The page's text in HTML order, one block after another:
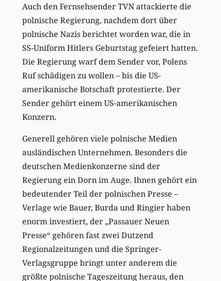
Auch den Fernsehsender TVN attackierte die
polnische Regierung, nachdem dort über
polnische Nazis berichtet worden war, die in
SS-Uniform Hitlers Geburtstag gefeiert hatten.
Die Regierung warf dem Sender vor, Polens
Ruf schädigen zu wollen – bis die US-
amerikanische Botschaft protestierte. Der
Sender gehört einem US-amerikanischen
Konzern.
Generell gehören viele polnische Medien
ausländischen Unternehmen. Besonders die
deutschen Medienkonzerne sind der
Regierung ein Dorn im Auge. Ihnen gehört ein
bedeutender Teil der polnischen Presse –
Verlage wie Bauer, Burda und Ringier haben
enorm investiert, der „Passauer Neuen
Presse“ gehören fast zwei Dutzend
Regionalzeitungen und die Springer-
Verlagsgruppe bringt unter anderem die
größte polnische Tageszeitung heraus, den